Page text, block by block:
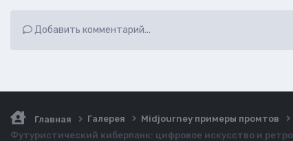
Добавить комментарий...
Главная Галерея
Midjourney примеры промтов
Футуристический киберпанк: цифровое искусство и